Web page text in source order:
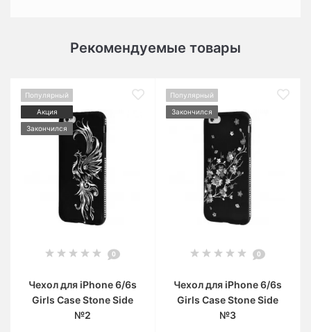
Рекомендуемые товары
Популярный
Акция
Закончился
0
Чехол для iPhone 6/6s
Girls Case Stone Side
№2
Популярный
Закончился
0
Чехол для iPhone 6/6s
Girls Case Stone Side
№3